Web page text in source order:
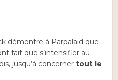
démontre à Parpalaid que
fait que s’intensifier au
jusqu’à concernertout le